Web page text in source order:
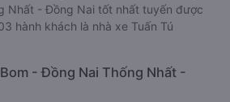
Nhất - Đồng Nai tốt nhất tuyến được
hành khách là nhà xe Tuấn Tú
- Đồng Nai Thống Nhất -